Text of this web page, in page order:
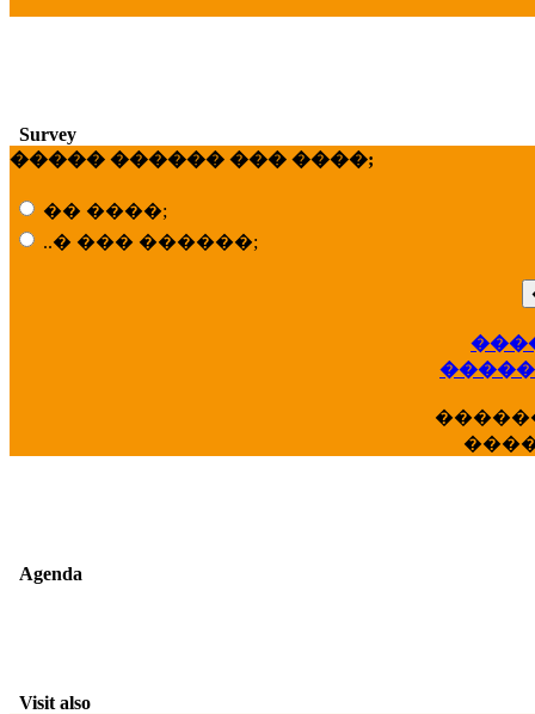
Survey
����� ������ ��� ����;
�� ����;
..� ��� ������;
Agenda
Visit also